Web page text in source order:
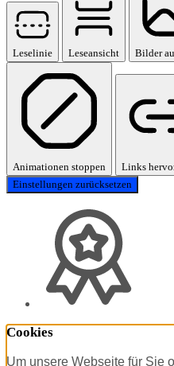
Leselinie Leseansicht Bilder
Animationen stoppen
Links
Einstellungen zurücksetzen
Cookies
Um unsere Webseite für Sie